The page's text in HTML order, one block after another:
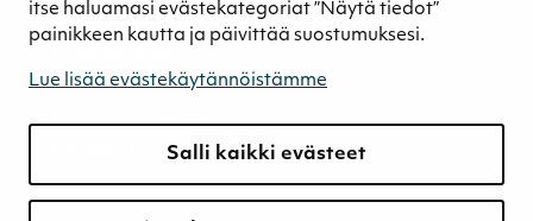
itse haluamasi evästekategoriat ”Näytä tiedot”
painikkeen kautta ja päivittää suostumuksesi.
Lue lisää evästekäytännöistämme
Salli kaikki evästeet
Yhteystiedot
Laskutustiedot
Tietosuojaseloste
Tiedonantokanava